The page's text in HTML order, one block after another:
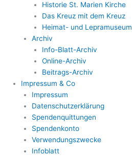
Historie St. Marien Kirche
Das Kreuz mit dem Kreuz
Heimat- und Lepramuseum
Archiv
Info-Blatt-Archiv
Online-Archiv
Beitrags-Archiv
Impressum & Co
Impressum
Datenschutzerklärung
Spendenquittungen
Spendenkonto
Verwendungszwecke
Infoblatt